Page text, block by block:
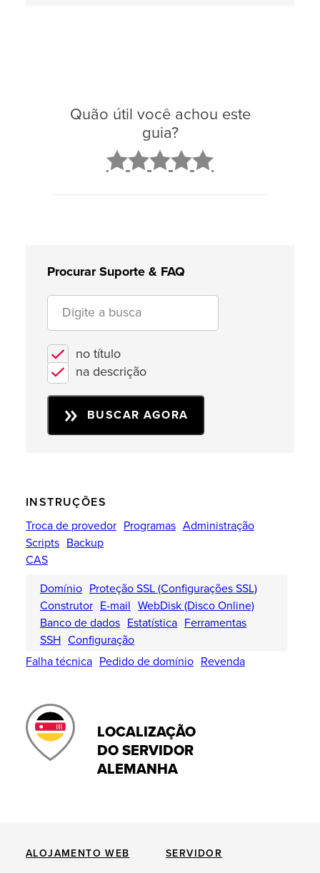
Quão útil você achou este
guia?
Procurar Suporte & FAQ
no título
na descrição
BUSCAR AGORA
INSTRUÇÕES
Troca de provedor Programas Administração
Scripts Backup
CAS
Domínio Proteção SSL (Configurações SSL)
Construtor E-mail WebDisk (Disco Online)
Banco de dados Estatística Ferramentas
SSH Configuração
Falha técnica Pedido de domínio Revenda
LOCALIZAÇÃO
DO SERVIDOR
ALEMANHA
ALOJAMENTO WEB SERVIDOR